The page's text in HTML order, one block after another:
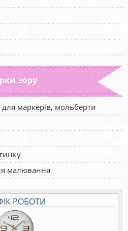
зору
маркерів, мольберти
малювання
РОБОТИ